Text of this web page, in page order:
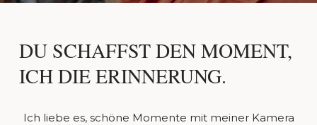
DU SCHAFFST DEN MOMENT,
ICH DIE ERINNERUNG.
Ich liebe es, schöne Momente mit meiner Kamera